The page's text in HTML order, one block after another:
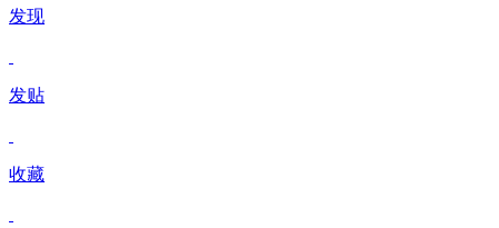
发现
发贴
收藏